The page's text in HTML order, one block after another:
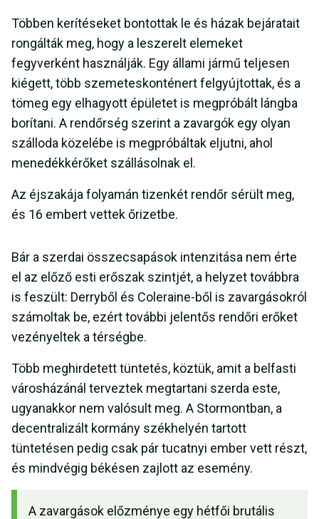
Többen kerítéseket bontottak le és házak bejáratait
rongálták meg, hogy a leszerelt elemeket
fegyverként használják. Egy állami jármű teljesen
kiégett, több szemeteskonténert felgyújtottak, és a
tömeg egy elhagyott épületet is megpróbált lángba
borítani. A rendőrség szerint a zavargók egy olyan
szálloda közelébe is megpróbáltak eljutni, ahol
menedékkérőket szállásolnak el.
Az éjszakája folyamán tizenkét rendőr sérült meg,
és 16 embert vettek őrizetbe.
Bár a szerdai összecsapások intenzitása nem érte
el az előző esti erőszak szintjét, a helyzet továbbra
is feszült: Derryből és Coleraine-ből is zavargásokról
számoltak be, ezért további jelentős rendőri erőket
vezényeltek a térségbe.
Több meghirdetett tüntetés, köztük, amit a belfasti
városházánál terveztek megtartani szerda este,
ugyanakkor nem valósult meg. A Stormontban, a
decentralizált kormány székhelyén tartott
tüntetésen pedig csak pár tucatnyi ember vett részt,
és mindvégig békésen zajlott az esemény.
A zavargások előzménye egy hétfői brutális